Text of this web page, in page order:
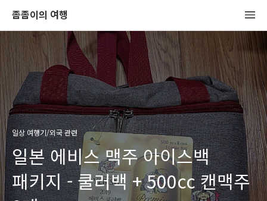
좀좀이의 여행
일상 여행기/외국 관련
일본 에비스 맥주 아이스백
패키지 - 쿨러백 + 500cc 캔맥주